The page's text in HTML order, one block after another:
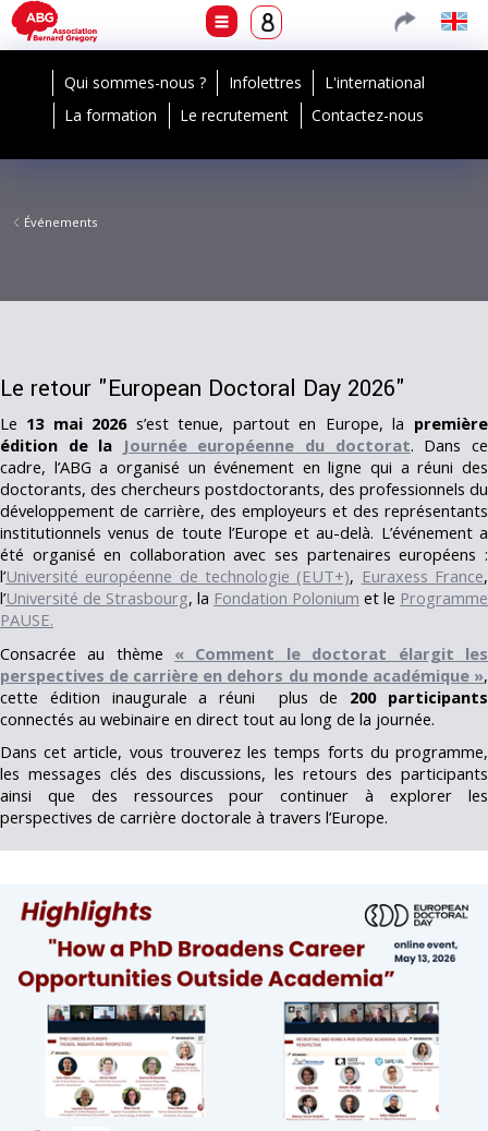
Qui sommes-nous ? Infolettres
L'international
La formation
Le recrutement Contactez-nous
Événements
Le retour "European Doctoral Day 2026"
Le 13 mai 2026s’est tenue, partout en Europe, la première
édition de la Journée européenne du doctorat. Dans ce
cadre, l’ABG a organisé un événement en ligne qui a réuni des
doctorants, des chercheurs postdoctorants, des professionnels du
développement de carrière, des employeurs et des représentants
institutionnels venus de toute l’Europe et au-delà. L’événement a
été organisé en collaboration avec ses partenaires européens :
l’Université européenne de technologie (EUT+), Euraxess France,
l’Université de Strasbourg, la Fondation Polonium et le Programme
PAUSE.
Consacrée au thème « Comment le doctorat élargit les
perspectives de carrière en dehors du monde académique »,
cette édition inaugurale a réuni plus de 200 participants
connectés au webinaire en direct tout au long de la journée.
Dans cet article, vous trouverez les temps forts du programme,
les messages clés des discussions, les retours des participants
ainsi que des ressources pour continuer à explorer les
perspectives de carrière doctorale à travers l’Europe.